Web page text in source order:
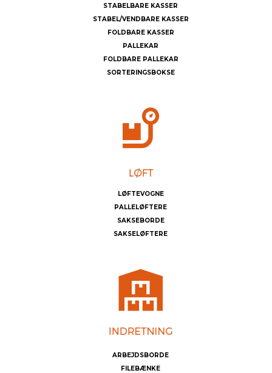
STABELBARE KASSER
STABEL/VENDBARE KASSER
FOLDBARE KASSER
PALLEKAR
FOLDBARE PALLEKAR
SORTERINGSBOKSE
LØFTEVOGNE
PALLELØFTERE
SAKSEBORDE
SAKSELØFTERE
ARBEJDSBORDE
FILEBÆNKE